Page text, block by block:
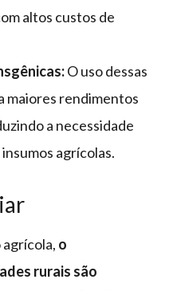
altos custos de
O uso dessas
maiores rendimentos
a necessidade
agrícolas.
o
rurais são